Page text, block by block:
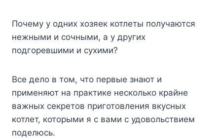
Почему у одних хозяек котлеты получаются
нежными и сочными, а у других
подгоревшими и сухими?
Все дело в том, что первые знают и
применяют на практике несколько крайне
важных секретов приготовления вкусных
котлет, которыми я с вами с удовольствием
поделюсь.